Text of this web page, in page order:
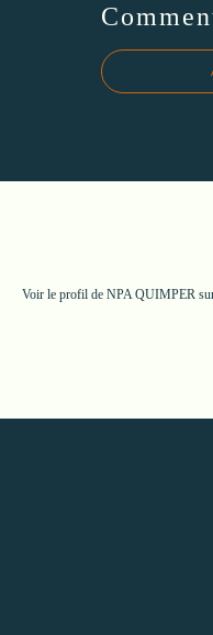
Voir le profil de NPA QUIMPER